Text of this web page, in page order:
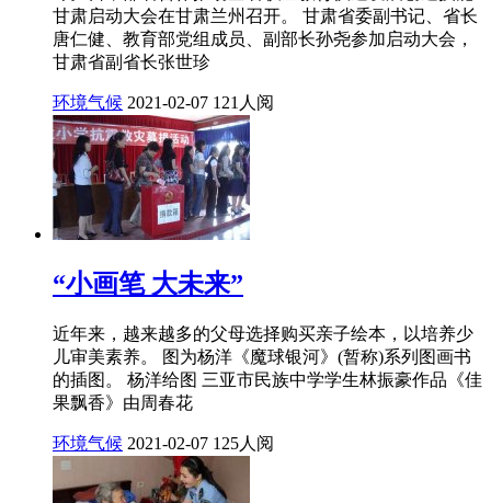
甘肃启动大会在甘肃兰州召开。 甘肃省委副书记、省长
唐仁健、教育部党组成员、副部长孙尧参加启动大会，
甘肃省副省长张世珍
环境气候 2021-02-07 121人阅
“小画笔 大未来”
近年来，越来越多的父母选择购买亲子绘本，以培养少
儿审美素养。 图为杨洋《魔球银河》(暂称)系列图画书
的插图。 杨洋给图 三亚市民族中学学生林振豪作品《佳
果飘香》由周春花
环境气候 2021-02-07 125人阅